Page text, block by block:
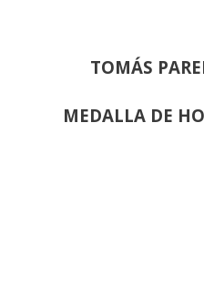
TOMÁS
MEDALLA DE